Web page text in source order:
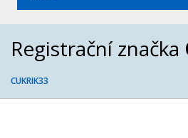
Registrační značka
CUKRIK33